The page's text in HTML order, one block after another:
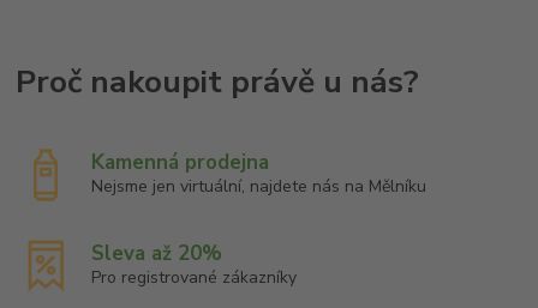
Kamenná prodejna
Nejsme jen virtuální, najdete nás na Mělníku
Sleva až 20%
Pro registrované zákazníky